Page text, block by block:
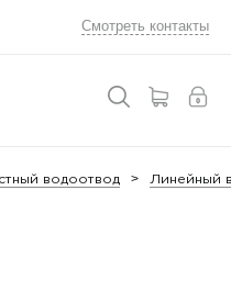
Смотреть контакты
водоотвод Линейный